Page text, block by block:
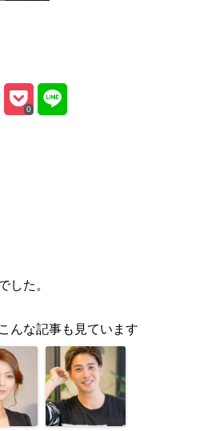
0
した。
んな記事も見ています